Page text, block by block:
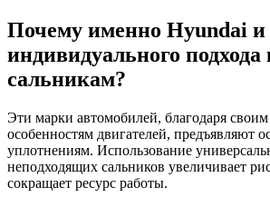
Почему именно Hyundai и
индивидуального подхода
сальникам?
Эти марки автомобилей, благодаря
особенностям двигателей, предъявляют
уплотнениям. Использование
неподходящих сальников увеличивает
сокращает ресурс работы.